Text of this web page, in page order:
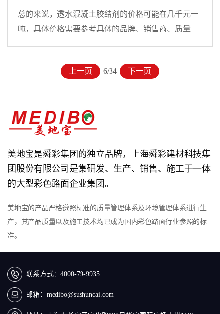
总的来说，透水混凝土胶结剂的价格可能在几千元一
吨，具体价格需要参考具体的品牌、销售商、质量、
上一页 6/34 下一页
美地宝是舜彩集团的独立品牌，上海舜彩建材科技集
团股份有限公司是集研发、生产、销售、施工于一体
的大型彩色路面企业集团。
美地宝的产品严格遵照标准的质量管理体系及环境管理体系进行生
产，其产品质量以及施工技术均已成为国内彩色路面行业参照的标
准。
联系方式： 4000-79-9935
邮箱： medibo@sushuncai.com